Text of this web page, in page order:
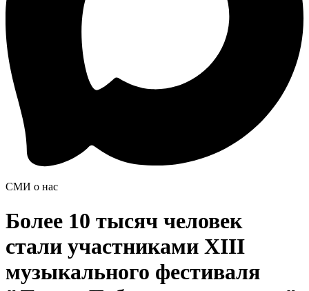
СМИ о нас
Более 10 тысяч человек
стали участниками XIII
музыкального фестиваля